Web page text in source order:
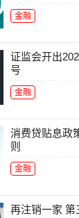
金融
证监会开出
号
金融
消费贷贴息政
则
金融
再注销一家 第